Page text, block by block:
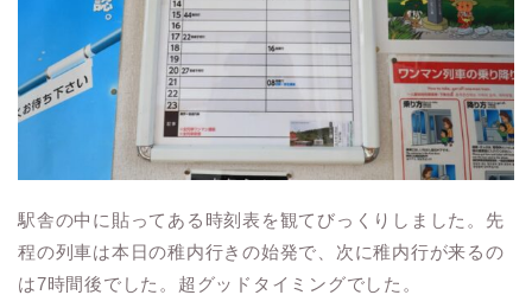
駅舎の中に貼ってある時刻表を観てびっくりしました。先
程の列車は本日の稚内行きの始発で、次に稚内行が来るの
は7時間後でした。超グッドタイミングでした。